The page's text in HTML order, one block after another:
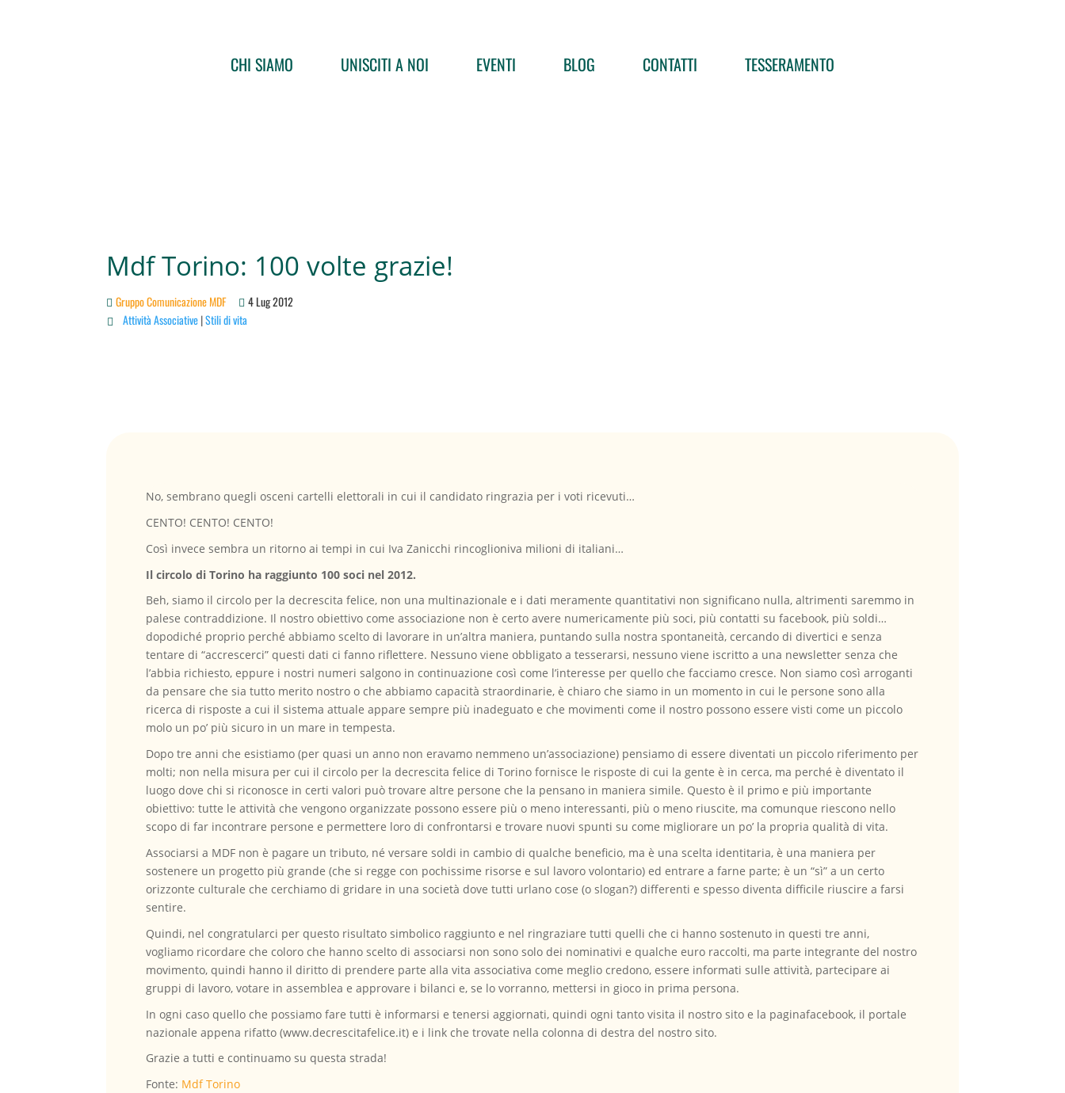
CHI SIAMO UNISCITI A NOI EVENTI BLOG CONTATTI TESSERAMENTO
Mdf Torino: 100 volte grazie!
Gruppo Comunicazione MDF 4 Lug 2012
 Attività Associative|Stili di vita
No, sembrano quegli osceni cartelli elettorali in cui il candidato ringrazia per i voti ricevuti…
CENTO! CENTO! CENTO!
Così invece sembra un ritorno ai tempi in cui Iva Zanicchi rincoglioniva milioni di italiani…
Il circolo di Torino ha raggiunto 100 soci nel 2012.
Beh, siamo il circolo per la decrescita felice, non una multinazionale e i dati meramente quantitativi non significano nulla, altrimenti saremmo in
palese contraddizione. Il nostro obiettivo come associazione non è certo avere numericamente più soci, più contatti su facebook, più soldi…
dopodiché proprio perché abbiamo scelto di lavorare in un’altra maniera, puntando sulla nostra spontaneità, cercando di divertici e senza
tentare di “accrescerci” questi dati ci fanno riflettere. Nessuno viene obbligato a tesserarsi, nessuno viene iscritto a una newsletter senza che
l’abbia richiesto, eppure i nostri numeri salgono in continuazione così come l’interesse per quello che facciamo cresce. Non siamo così arroganti
da pensare che sia tutto merito nostro o che abbiamo capacità straordinarie, è chiaro che siamo in un momento in cui le persone sono alla
ricerca di risposte a cui il sistema attuale appare sempre più inadeguato e che movimenti come il nostro possono essere visti come un piccolo
molo un po’ più sicuro in un mare in tempesta.
Dopo tre anni che esistiamo (per quasi un anno non eravamo nemmeno un’associazione) pensiamo di essere diventati un piccolo riferimento per
molti; non nella misura per cui il circolo per la decrescita felice di Torino fornisce le risposte di cui la gente è in cerca, ma perché è diventato il
luogo dove chi si riconosce in certi valori può trovare altre persone che la pensano in maniera simile. Questo è il primo e più importante
obiettivo: tutte le attività che vengono organizzate possono essere più o meno interessanti, più o meno riuscite, ma comunque riescono nello
scopo di far incontrare persone e permettere loro di confrontarsi e trovare nuovi spunti su come migliorare un po’ la propria qualità di vita.
Associarsi a MDF non è pagare un tributo, né versare soldi in cambio di qualche beneficio, ma è una scelta identitaria, è una maniera per
sostenere un progetto più grande (che si regge con pochissime risorse e sul lavoro volontario) ed entrare a farne parte; è un “sì” a un certo
orizzonte culturale che cerchiamo di gridare in una società dove tutti urlano cose (o slogan?) differenti e spesso diventa difficile riuscire a farsi
sentire.
Quindi, nel congratularci per questo risultato simbolico raggiunto e nel ringraziare tutti quelli che ci hanno sostenuto in questi tre anni,
vogliamo ricordare che coloro che hanno scelto di associarsi non sono solo dei nominativi e qualche euro raccolti, ma parte integrante del nostro
movimento, quindi hanno il diritto di prendere parte alla vita associativa come meglio credono, essere informati sulle attività, partecipare ai
gruppi di lavoro, votare in assemblea e approvare i bilanci e, se lo vorranno, mettersi in gioco in prima persona.
In ogni caso quello che possiamo fare tutti è informarsi e tenersi aggiornati, quindi ogni tanto visita il nostro sito e la paginafacebook, il portale
nazionale appena rifatto (www.decrescitafelice.it) e i link che trovate nella colonna di destra del nostro sito.
Grazie a tutti e continuamo su questa strada!
Fonte: Mdf Torino